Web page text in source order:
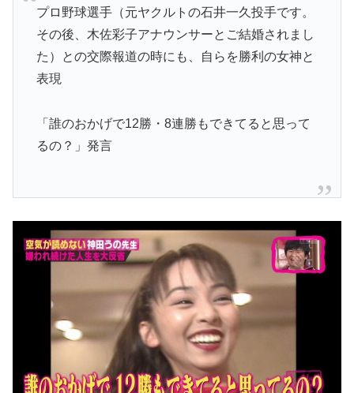
プロ野球選手（元ヤクルトの石井一久投手です。
その後、木佐彩子アナウンサーとご結婚されまし
た）との交際報道の時にも、自らを勝利の女神と
表現
「誰のおかげで12勝・8連勝もできてると思って
るの？」発言